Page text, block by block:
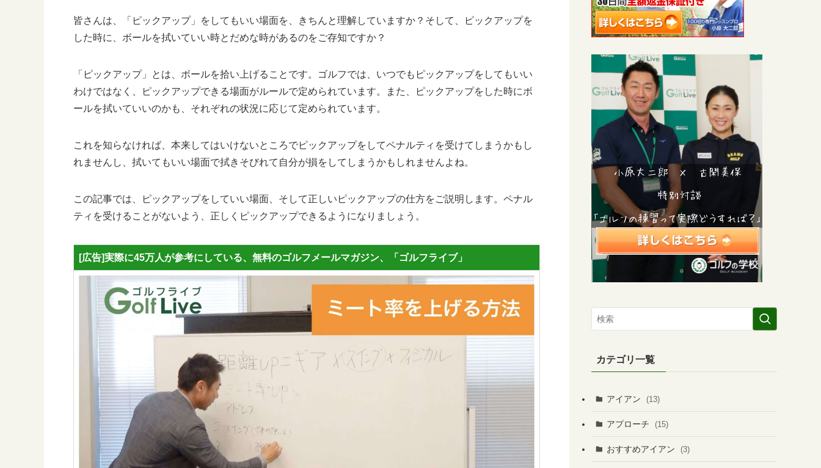
皆さんは、「ピックアップ」をしてもいい場面を、きちんと理解していますか？そして、ピックアップを
した時に、ボールを拭いていい時とだめな時があるのをご存知ですか？
「ピックアップ」とは、ボールを拾い上げることです。ゴルフでは、いつでもピックアップをしてもいい
わけではなく、ピックアップできる場面がルールで定められています。また、ピックアップをした時にボ
ールを拭いていいのかも、それぞれの状況に応じて定められています。
これを知らなければ、本来してはいけないところでピックアップをしてペナルティを受けてしまうかもし
れませんし、拭いてもいい場面で拭きそびれて自分が損をしてしまうかもしれませんよね。
この記事では、ピックアップをしていい場面、そして正しいピックアップの仕方をご説明します。ペナル
ティを受けることがないよう、正しくピックアップできるようになりましょう。
[広告]実際に45万人が参考にしている、無料のゴルフメールマガジン、「ゴルフライブ」
カテゴリ一覧
アイアン (13)
アプローチ (15)
おすすめアイアン (3)